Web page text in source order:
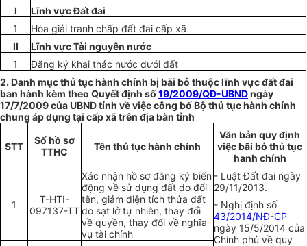
I
Lĩnh vực Đất đai
1
Hòa giải tranh chấp đất đai cấp xã
II
Lĩnh vực Tài nguyên nước
1
Đăng ký khai thác nước dưới đất
2. Danh mục thủ tục hành chính bị bãi bỏ thuộc lĩnh vực đất đai
ban hành kèm theo Quyết định số19/2009/QĐ-UBNDngày
17/7/2009 của UBND tỉnh về việc công bố Bộ thủ tục hành chính
chung áp dụng tại cấp xã trên địa bàn tỉnh
STT
Số hồ sơ
TTHC
Tên thủ tục hành chính
Văn bản quy định
việc bãi bỏ thủ tục
hanh chính
1 T-HTI-
097137-TT
Xác nhận hồ sơ đăng ký biến
động về sử dụng đất do đổi
tên, giảm diện tích thửa đất
do sạt lở tự nhiên, thay đổi
về quyền, thay đổi về nghĩa
vụ tài chính
- Luật Đất đai ngày
29/11/2013.
- Nghị định số
43/2014/NĐ-CP
ngày 15/5/2014 của
Chính phủ về quy